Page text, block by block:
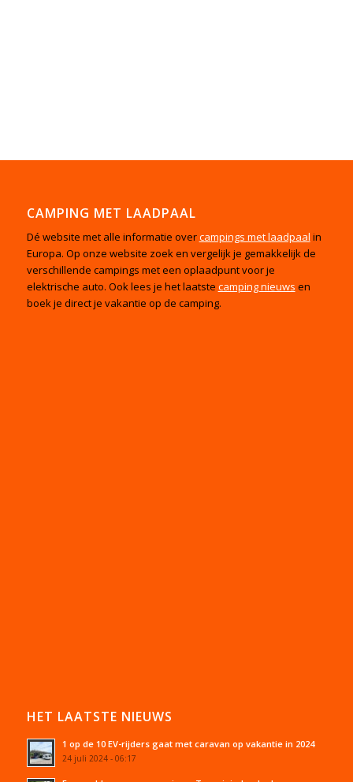
CAMPING MET LAADPAAL
Dé website met alle informatie overcampings met laadpaal in
Europa. Op onze website zoek en vergelijk je gemakkelijk de
verschillende campings met een oplaadpunt voor je
elektrische auto. Ook lees je het laatste camping nieuws en
boek je direct je vakantie op de camping.
HET LAATSTE NIEUWS
1 op de 10 EV-rijders gaat met caravan op vakantie in 2024
24 juli 2024 - 06:17